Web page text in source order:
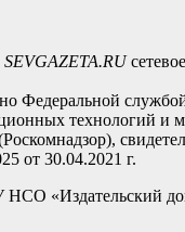
SEVGAZETA.RU
Федеральной
технологий и
от 30.04.2021 г.
НСО «Издательский